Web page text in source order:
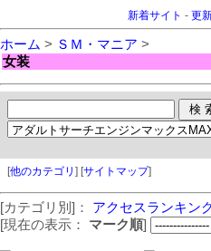
新着サイト - 更
ホーム > ＳＭ・マニア >
女装
[他のカテゴリ ] [サイトマップ]
[カテゴリ別]： アクセスランキン
[現在の表示：
マーク順]